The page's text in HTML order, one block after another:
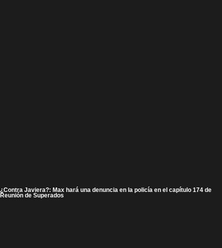
¿Contra Javiera?: Max hará una denuncia en la policía en el capítulo 174 de
Reunión de Superados